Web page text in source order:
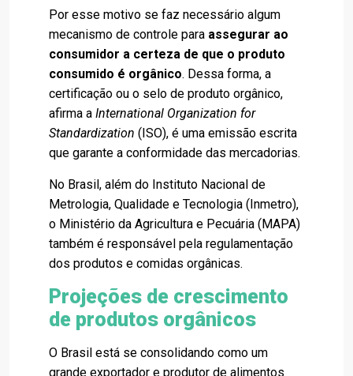
Por esse motivo se faz necessário algum
mecanismo de controle para assegurar ao
consumidor a certeza de que o produto
consumido é orgânico. Dessa forma, a
certificação ou o selo de produto orgânico,
afirma a International Organization for
Standardization (ISO), é uma emissão escrita
que garante a conformidade das mercadorias.
No Brasil, além do Instituto Nacional de
Metrologia, Qualidade e Tecnologia (Inmetro),
o Ministério da Agricultura e Pecuária (MAPA)
também é responsável pela regulamentação
dos produtos e comidas orgânicas.
Projeções de crescimento
de produtos orgânicos
O Brasil está se consolidando como um
grande exportador e produtor de alimentos